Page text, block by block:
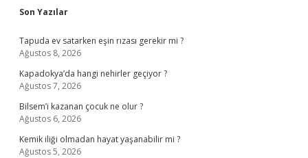
Sidebar
Son Yazılar
Tapuda ev satarken eşin rızası gerekir mi ?
Ağustos 8, 2026
Kapadokya’da hangi nehirler geçiyor ?
Ağustos 7, 2026
Bilsem’i kazanan çocuk ne olur ?
Ağustos 6, 2026
Kemik iliği olmadan hayat yaşanabilir mi ?
Ağustos 5, 2026